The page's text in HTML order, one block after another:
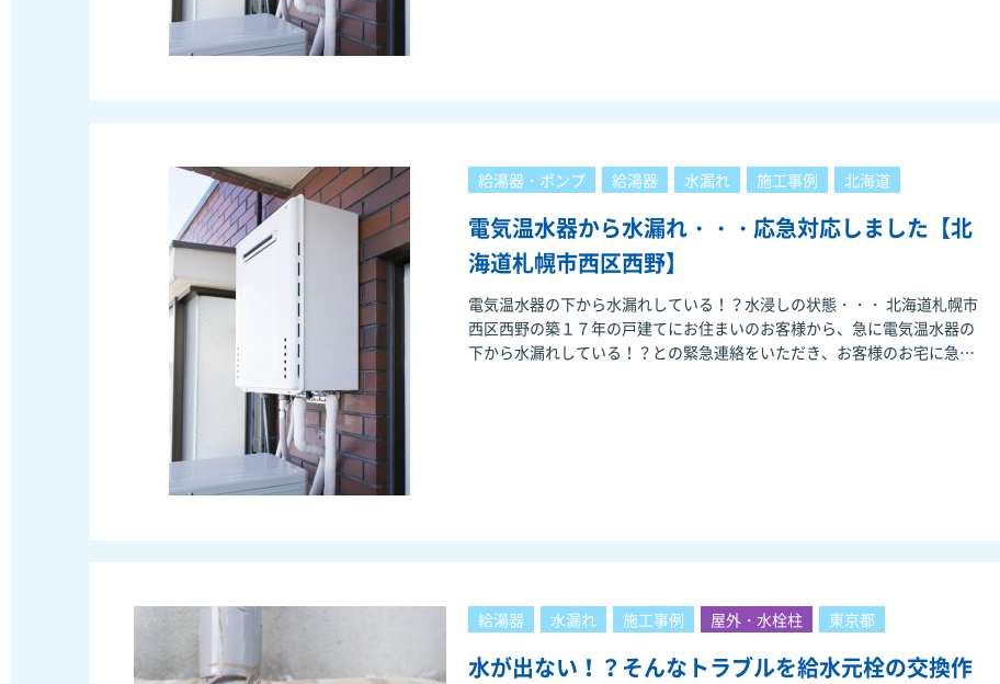
給湯器・ポンプ 給湯器 水漏れ 施工事例 北海道
電気温水器から水漏れ・・・応急対応しました【北
海道札幌市西区西野】
電気温水器の下から水漏れしている！？水浸しの状態・・・ 北海道札幌市
西区西野の築１７年の戸建てにお住まいのお客様から、急に電気温水器の
下から水漏れしている！？との緊急連絡をいただき、お客様のお宅に急行
給湯器 水漏れ 施工事例 屋外・水栓柱 東京都
水が出ない！？そんなトラブルを給水元栓の交換作